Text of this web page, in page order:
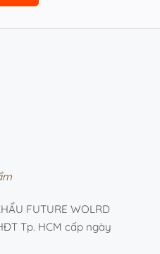
FUTURE WOLRD
Tp. HCM cấp ngày